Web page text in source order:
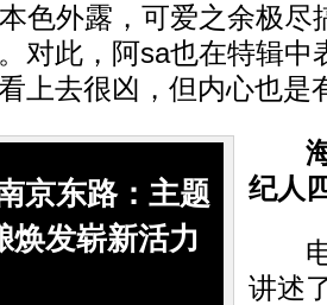
色外露，可爱之余极尽
对此，阿sa也在特辑中
上去很凶，但内心也是
京东路：主题
焕发崭新活力
纪人
电
讲述